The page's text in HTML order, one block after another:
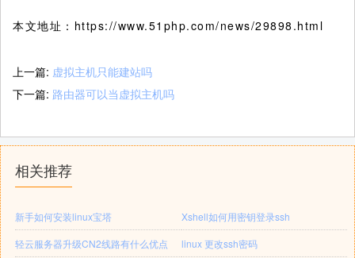
本文地址：https://www.51php.com/news/29898.html
上一篇: 虚拟主机只能建站吗
下一篇: 路由器可以当虚拟主机吗
相关推荐
新手如何安装linux宝塔
Xshell如何用密钥登录ssh
轻云服务器升级CN2线路有什么优点
linux 更改ssh密码